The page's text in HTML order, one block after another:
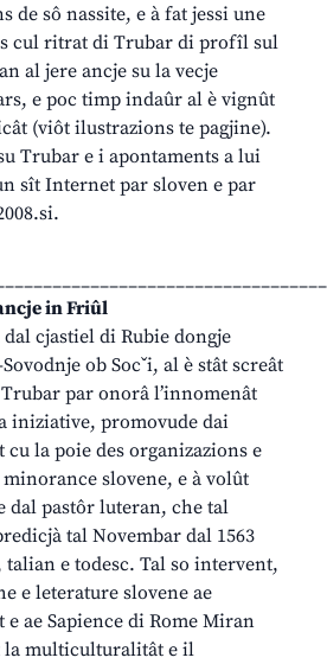
de sô nassite, e à fat jessi une
cul ritrat di Trubar di profîl sul
al jere ancje su la vecje
e poc timp indaûr al è vignût
(viôt ilustrazions te pagjine).
Trubar e i apontaments a lui
sît Internet par sloven e par
in Friûl
cjastiel di Rubie dongje
ob Socˇi, al è stât screât
par onorâ l’innomenât
iniziative, promovude dai
la poie des organizazions e
minorance slovene, e à volût
dal pastôr luteran, che tal
tal Novembar dal 1563
e todesc. Tal so intervent,
e leterature slovene ae
ae Sapience di Rome Miran
la multiculturalitât e il